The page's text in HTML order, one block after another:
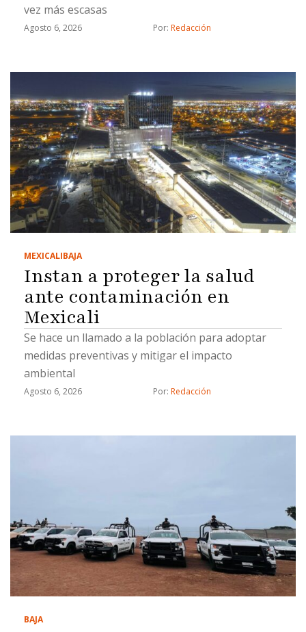
vez más escasas
Agosto 6, 2026 Por: Redacción
MEXICALIBAJA
Instan a proteger la salud
ante contaminación en
Mexicali
Se hace un llamado a la población para adoptar
medidas preventivas y mitigar el impacto
ambiental
Agosto 6, 2026 Por: Redacción
BAJA